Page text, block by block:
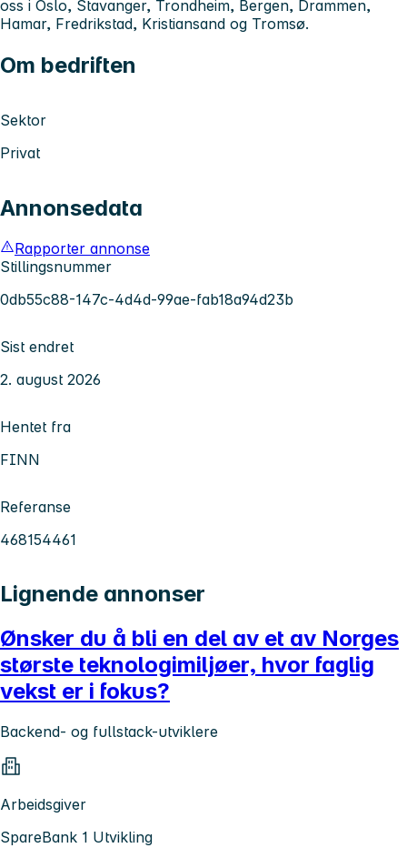
oss i Oslo, Stavanger, Trondheim, Bergen, Drammen,
Hamar, Fredrikstad, Kristiansand og Tromsø.
Om bedriften
Sektor
Privat
Annonsedata
Rapporter annonse
Stillingsnummer
0db55c88-147c-4d4d-99ae-fab18a94d23b
Sist endret
2. august 2026
Hentet fra
FINN
Referanse
468154461
Lignende annonser
Ønsker du å bli en del av et av Norges
største teknologimiljøer, hvor faglig
vekst er i fokus?
Backend- og fullstack-utviklere
Arbeidsgiver
SpareBank 1 Utvikling